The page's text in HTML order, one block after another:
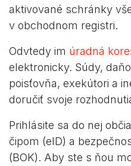
aktivované schránky
v obchodnom registri.
Odvtedy im úradná
elektronicky. Súdy,
poisťovňa, exekútori a
doručiť svoje
Prihlásite sa do nej
čipom (eID) a
(BOK). Aby ste s ňou